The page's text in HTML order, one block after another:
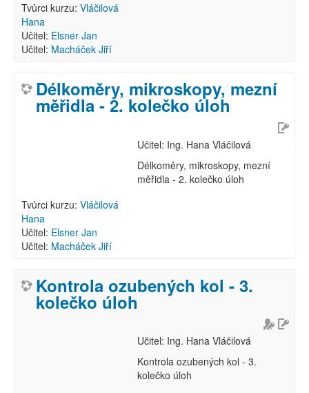
Tvůrci kurzu: Vláčilová
Hana
Učitel: Elsner Jan
Učitel: Macháček Jiří
Délkoměry, mikroskopy, mezní
měřidla - 2. kolečko úloh
Učitel: Ing. Hana Vláčilová
Délkoměry, mikroskopy, mezní
měřidla - 2. kolečko úloh
Tvůrci kurzu: Vláčilová
Hana
Učitel: Elsner Jan
Učitel: Macháček Jiří
Kontrola ozubených kol - 3.
kolečko úloh
Učitel: Ing. Hana Vláčilová
Kontrola ozubených kol - 3.
kolečko úloh